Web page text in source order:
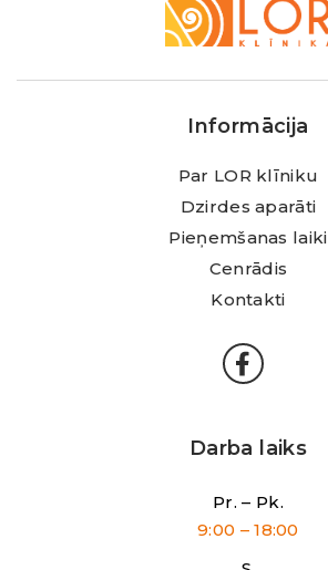
Klīnika
Informācija
Par LOR klīniku
Dzirdes aparāti
Pieņemšanas laiki
Cenrādis
Kontakti
Darba laiks
Pr. – Pk.
9:00 – 18:00